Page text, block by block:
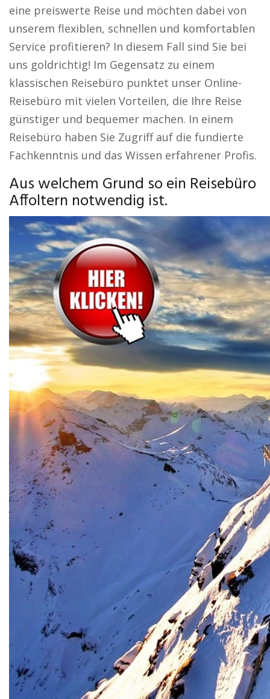
eine preiswerte Reise und möchten dabei von
unserem flexiblen, schnellen und komfortablen
Service profitieren? In diesem Fall sind Sie bei
uns goldrichtig! Im Gegensatz zu einem
klassischen Reisebüro punktet unser Online-
Reisebüro mit vielen Vorteilen, die Ihre Reise
günstiger und bequemer machen. In einem
Reisebüro haben Sie Zugriff auf die fundierte
Fachkenntnis und das Wissen erfahrener Profis.
Aus welchem Grund so ein Reisebüro
Affoltern notwendig ist.